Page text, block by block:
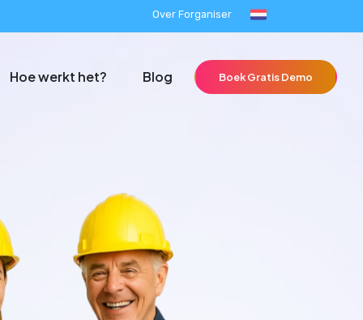
Over Forganiser
Hoe werkt het? Blog Boek Gratis Demo